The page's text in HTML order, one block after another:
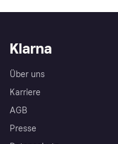
Klarna
Über uns
Karriere
AGB
Presse